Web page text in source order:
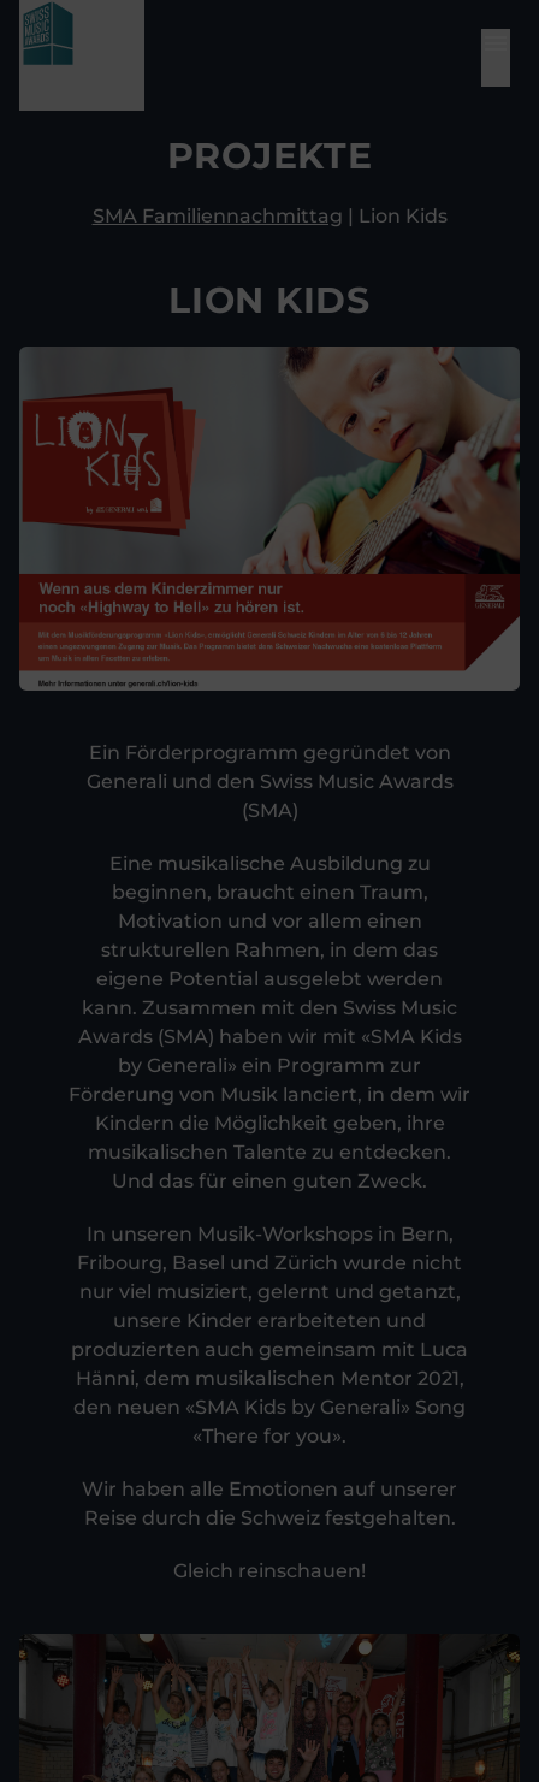
PROJEKTE
SMA Familiennachmittag | Lion Kids
LION KIDS
Ein Förderprogramm gegründet von
Generali und den Swiss Music Awards
(SMA)
Eine musikalische Ausbildung zu
beginnen, braucht einen Traum,
Motivation und vor allem einen
strukturellen Rahmen, in dem das
eigene Potential ausgelebt werden
kann. Zusammen mit den Swiss Music
Awards (SMA) haben wir mit «SMA Kids
by Generali» ein Programm zur
Förderung von Musik lanciert, in dem wir
Kindern die Möglichkeit geben, ihre
musikalischen Talente zu entdecken.
Und das für einen guten Zweck.
In unseren Musik-Workshops in Bern,
Fribourg, Basel und Zürich wurde nicht
nur viel musiziert, gelernt und getanzt,
unsere Kinder erarbeiteten und
produzierten auch gemeinsam mit Luca
Hänni, dem musikalischen Mentor 2021,
den neuen «SMA Kids by Generali» Song
«There for you».
Wir haben alle Emotionen auf unserer
Reise durch die Schweiz festgehalten.
Gleich reinschauen!